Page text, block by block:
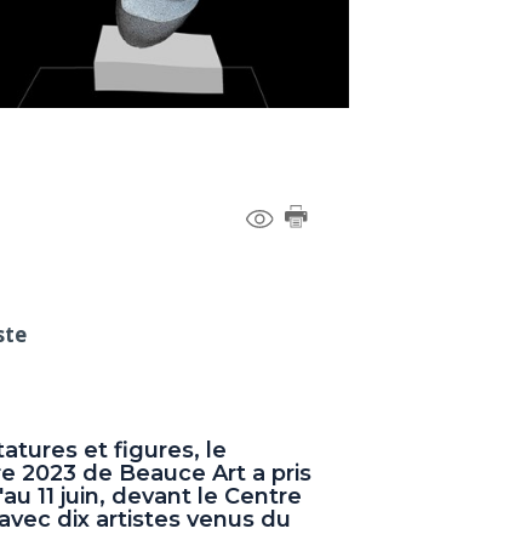
et figures, le
2023 de Beauce Art a pris
11 juin, devant le Centre
dix artistes venus du